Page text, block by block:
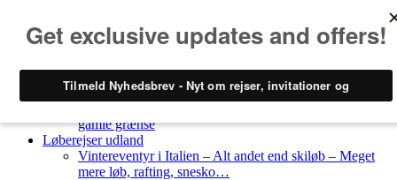
Løberejser Danmark
gamle grænse
Løberejser udland
Vintereventyr i Italien – Alt andet end skiløb – Meget
mere løb, rafting, snesko…